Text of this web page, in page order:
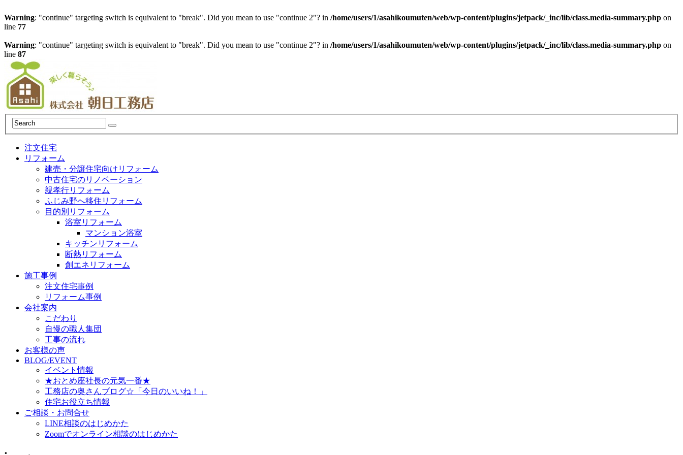
Warning: "continue" targeting switch is equivalent to "break". Did you mean to use "continue 2"? in /home/users/1/asahikoumuten/web/wp-content/plugins/jetpack/_inc/lib/class.media-summary.php on
line 77
Warning: "continue" targeting switch is equivalent to "break". Did you mean to use "continue 2"? in /home/users/1/asahikoumuten/web/wp-content/plugins/jetpack/_inc/lib/class.media-summary.php on
line 87
注文住宅
リフォーム
建売・分譲住宅向けリフォーム
中古住宅のリノベーション
親孝行リフォーム
ふじみ野へ移住リフォーム
目的別リフォーム
浴室リフォーム
マンション浴室
キッチンリフォーム
断熱リフォーム
創エネリフォーム
施工事例
注文住宅事例
リフォーム事例
会社案内
こだわり
自慢の職人集団
工事の流れ
お客様の声
BLOG/EVENT
イベント情報
★おとめ座社長の元気一番★
工務店の奥さんブログ☆「今日のいいね！」
住宅お役立ち情報
ご相談・お問合せ
LINE相談のはじめかた
Zoomでオンライン相談のはじめかた